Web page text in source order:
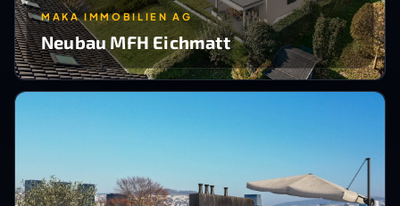
MAKA IMMOBILIEN AG
Neubau MFH Eichmatt